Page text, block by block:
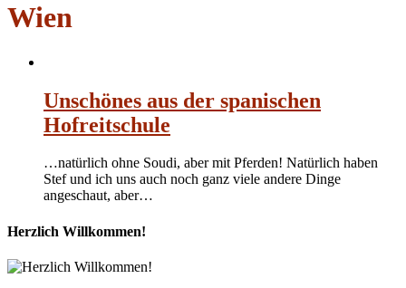
Wien
Unschönes aus der spanischen
Hofreitschule
…natürlich ohne Soudi, aber mit Pferden! Natürlich haben
Stef und ich uns auch noch ganz viele andere Dinge
angeschaut, aber…
Herzlich Willkommen!